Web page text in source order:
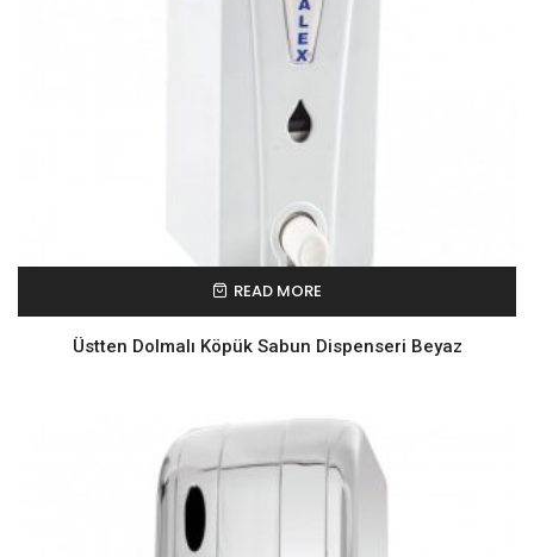
READ MORE
Üstten Dolmalı Köpük Sabun Dispenseri Beyaz